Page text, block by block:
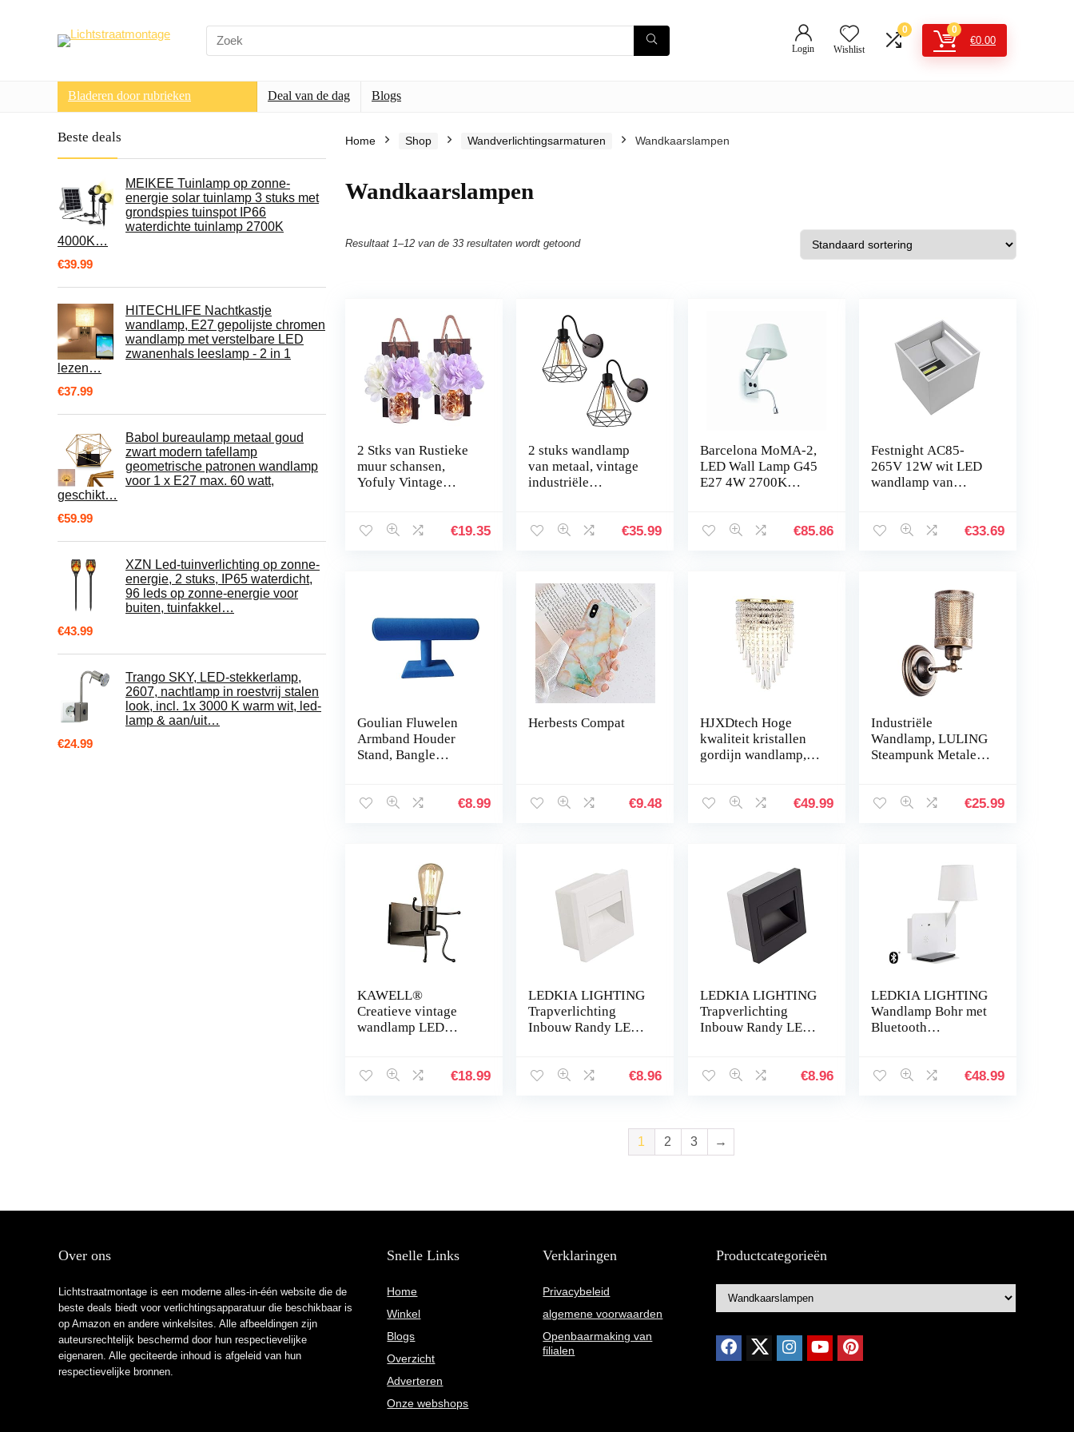
Search
for:
Login Wishlist
0 0
€0.00
Bladeren door rubrieken Deal van de dag Blogs
Beste deals
MEIKEE Tuinlamp op zonne-
energie solar tuinlamp 3 stuks met
grondspies tuinspot IP66
waterdichte tuinlamp 2700K
4000K…
€39.99
HITECHLIFE Nachtkastje
wandlamp, E27 gepolijste chromen
wandlamp met verstelbare LED
zwanenhals leeslamp - 2 in 1
lezen…
€37.99
Babol bureaulamp metaal goud
zwart modern tafellamp
geometrische patronen wandlamp
voor 1 x E27 max. 60 watt,
geschikt…
€59.99
XZN Led-tuinverlichting op zonne-
energie, 2 stuks, IP65 waterdicht,
96 leds op zonne-energie voor
buiten, tuinfakkel…
€43.99
Trango SKY, LED-stekkerlamp,
2607, nachtlamp in roestvrij stalen
look, incl. 1x 3000 K warm wit, led-
lamp & aan/uit…
€24.99
Home Shop Wandverlichtingsarmaturen Wandkaarslampen
Wandkaarslampen
Resultaat 1–12 van de 33 resultaten wordt getoond
2 Stks van Rustieke
muur schansen,
Yofuly Vintage
Smeedijzeren Haken,
€19.35
2 stuks wandlamp
van metaal, vintage
industriële
metaal, kunststof,
€35.99
Barcelona MoMA-2,
LED Wall Lamp G45
E27 4W 2700K
Power LED 1W
€85.86
Festnight AC85-
265V 12W wit LED
wandlamp van
openingshoek voor
€33.69
Goulian Fluwelen
Armband Houder
Stand, Bangle
Draagbare Organizer
€8.99
Herbests Compat
€9.48
HJXDtech Hoge
kwaliteit kristallen
gordijn wandlamp,
voor de woonkamer
€49.99
Industriële
Wandlamp, LULING
Steampunk Metalen
Wandlamp
€25.99
KAWELL®
Creatieve vintage
wandlamp LED
E27 houder Interieur
€18.99
LEDKIA LIGHTING
Trapverlichting
Inbouw Randy LED
€8.96
LEDKIA LIGHTING
Trapverlichting
Inbouw Randy LED
€8.96
LEDKIA LIGHTING
Wandlamp Bohr met
Bluetooth
€48.99
1 2 3 →
Over ons
Lichtstraatmontage is een moderne alles-in-één website die de
beste deals biedt voor verlichtingsapparatuur die beschikbaar is
op Amazon en andere winkelsites. Alle afbeeldingen zijn
auteursrechtelijk beschermd door hun respectievelijke
eigenaren. Alle geciteerde inhoud is afgeleid van hun
respectievelijke bronnen.
Snelle Links
Home
Winkel
Blogs
Overzicht
Adverteren
Onze webshops
Verklaringen
Privacybeleid
algemene voorwaarden
Openbaarmaking van
filialen
Productcategorieën